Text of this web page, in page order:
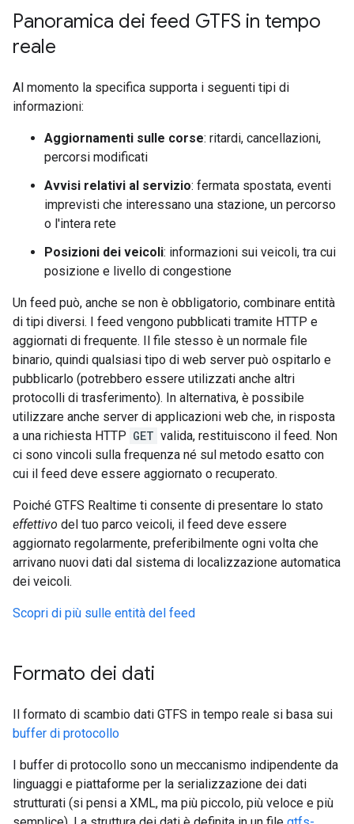
Panoramica dei feed GTFS in tempo
reale
Al momento la specifica supporta i seguenti tipi di
informazioni:
Aggiornamenti sulle corse: ritardi, cancellazioni,
percorsi modificati
Avvisi relativi al servizio: fermata spostata, eventi
imprevisti che interessano una stazione, un percorso
o l'intera rete
Posizioni dei veicoli: informazioni sui veicoli, tra cui
posizione e livello di congestione
Un feed può, anche se non è obbligatorio, combinare entità
di tipi diversi. I feed vengono pubblicati tramite HTTP e
aggiornati di frequente. Il file stesso è un normale file
binario, quindi qualsiasi tipo di web server può ospitarlo e
pubblicarlo (potrebbero essere utilizzati anche altri
protocolli di trasferimento). In alternativa, è possibile
utilizzare anche server di applicazioni web che, in risposta
a una richiesta HTTP GET valida, restituiscono il feed. Non
ci sono vincoli sulla frequenza né sul metodo esatto con
cui il feed deve essere aggiornato o recuperato.
Poiché GTFS Realtime ti consente di presentare lo stato
effettivo del tuo parco veicoli, il feed deve essere
aggiornato regolarmente, preferibilmente ogni volta che
arrivano nuovi dati dal sistema di localizzazione automatica
dei veicoli.
Scopri di più sulle entità del feed
Formato dei dati
Il formato di scambio dati GTFS in tempo reale si basa sui
buffer di protocollo
I buffer di protocollo sono un meccanismo indipendente da
linguaggi e piattaforme per la serializzazione dei dati
strutturati (si pensi a XML, ma più piccolo, più veloce e più